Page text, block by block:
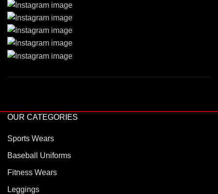
OUR CATEGORIES
Sports Wears
Baseball Uniforms
Fitness Wears
Leggings